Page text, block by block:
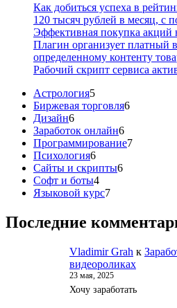
Как добиться успеха в
120 тысяч рублей в месяц, с
Эффективная покупка акций
Плагин организует платный
определенному контенту
Рабочий скрипт сервиса
Астрология55
товаров
Биржевая торговля66
Дизайн66
товаров
Заработок онлайн66
товаров
Программирование77
Психология66
товаров
Сайты и скрипты66
Софт и боты44
товара
Языковой курс77
Последние
Vladimir Grah к
видеороликах
23 мая, 2025
Хочу заработать